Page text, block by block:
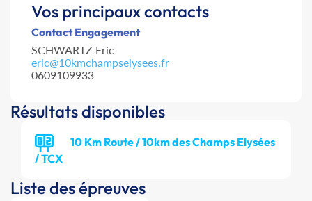
Vos principaux contacts
Contact Engagement
SCHWARTZ Eric
eric@10kmchampselysees.fr
0609109933
Résultats disponibles
10 Km Route / 10km des Champs Elysées
/ TCX
Liste des épreuves